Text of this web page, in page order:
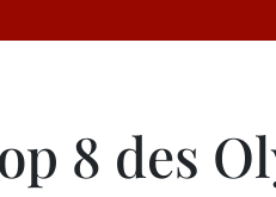
8 des